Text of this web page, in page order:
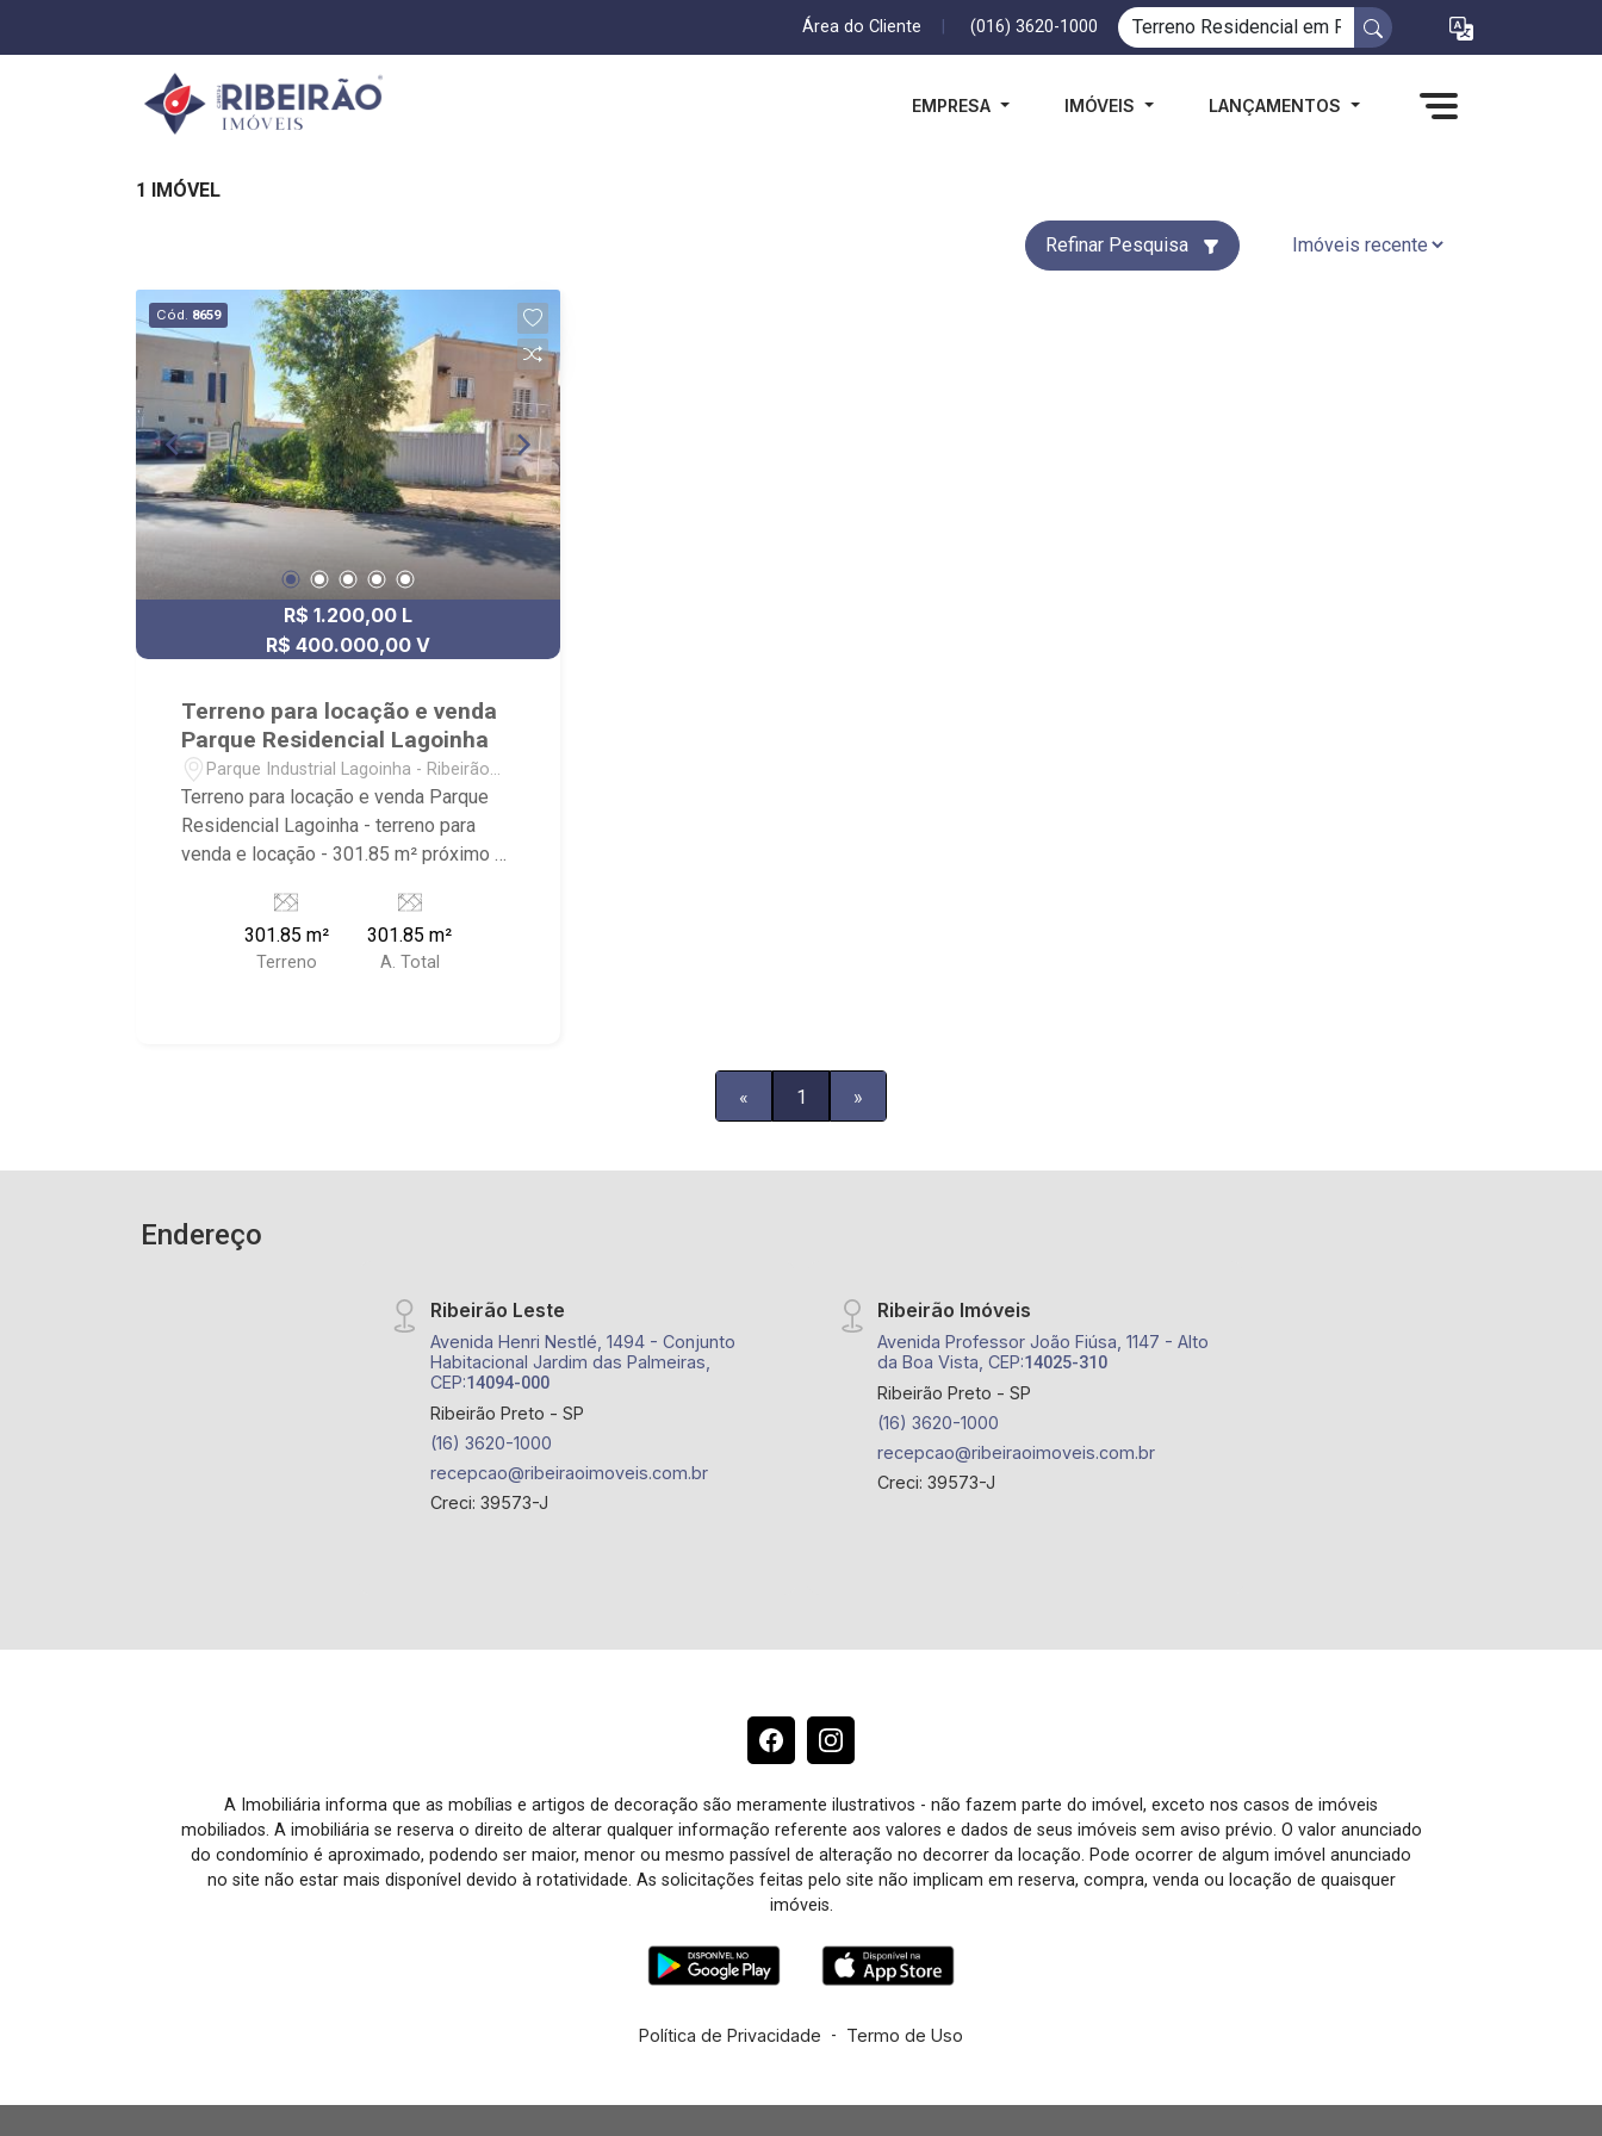
Área do Cliente (016) 3620-1000
EMPRESA IMÓVEIS LANÇAMENTOS
1 IMÓVEL
Refinar Pesquisa
Cód. 8659
R$ 1.200,00 L
R$ 400.000,00 V
Terreno para locação e venda
Parque Residencial Lagoinha
Parque Industrial Lagoinha - Ribeirão
Preto/SP
Terreno para locação e venda Parque
Residencial Lagoinha - terreno para
venda e locação - 301.85 m² próximo à
xiaomibrasil, Buffet Infantil Universo
Feliz Ribeirão Preto
301.85 m²
Terreno
301.85 m²
A. Total
« 1 »
Endereço
Ribeirão Leste
Avenida Henri Nestlé, 1494 - Conjunto
Habitacional Jardim das Palmeiras,
CEP:14094-000
Ribeirão Preto - SP
(16) 3620-1000
recepcao@ribeiraoimoveis.com.br
Creci: 39573-J
Ribeirão Imóveis
Avenida Professor João Fiúsa, 1147 - Alto
da Boa Vista, CEP:14025-310
Ribeirão Preto - SP
(16) 3620-1000
recepcao@ribeiraoimoveis.com.br
Creci: 39573-J
A Imobiliária informa que as mobílias e artigos de decoração são meramente ilustrativos - não fazem parte do imóvel, exceto nos casos de imóveis
mobiliados. A imobiliária se reserva o direito de alterar qualquer informação referente aos valores e dados de seus imóveis sem aviso prévio. O valor anunciado
do condomínio é aproximado, podendo ser maior, menor ou mesmo passível de alteração no decorrer da locação. Pode ocorrer de algum imóvel anunciado
no site não estar mais disponível devido à rotatividade. As solicitações feitas pelo site não implicam em reserva, compra, venda ou locação de quaisquer
imóveis.
Política de Privacidade - Termo de Uso